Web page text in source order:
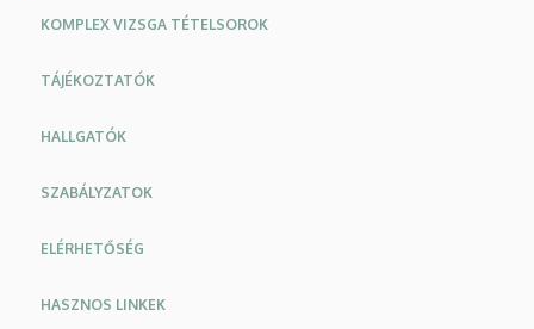
KOMPLEX VIZSGA TÉTELSOROK
TÁJÉKOZTATÓK
HALLGATÓK
SZABÁLYZATOK
ELÉRHETŐSÉG
HASZNOS LINKEK